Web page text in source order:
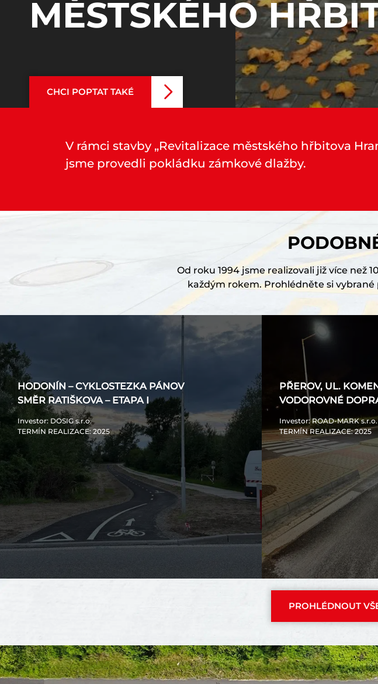
MĚSTSKÉHO
CHCI POPTAT TAKÉ
V rámci stavby „Revitalizace městského hřbitova
jsme provedli pokládku zámkové dlažby.
Od roku 1994 jsme realizovali již více než
každým rokem. Prohlédněte si
HODONÍN – CYKLOSTEZKA PÁNOV
SMĚR RATIŠKOVA – ETAPA I
Investor: DOSIG s.r.o.
TERMÍN REALIZACE: 2025
PŘEROV, UL.
VODOROVNÉ
Investor: ROAD-MARK s.r.o.
TERMÍN REALIZACE: 2025
PROHLÉDNOUT